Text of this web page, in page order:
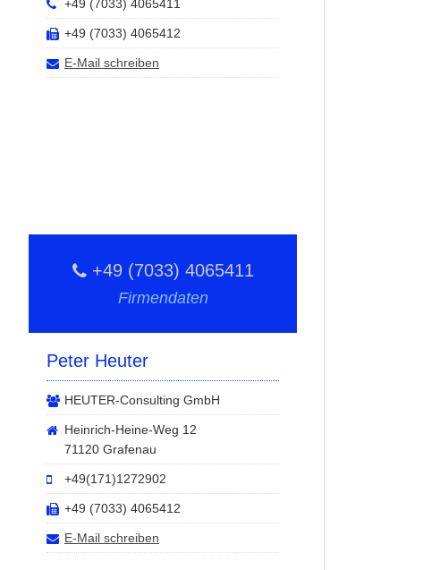
+49 (7033) 4065411
+49 (7033) 4065412
E-Mail schreiben
+49 (7033) 4065411
Firmendaten
Peter Heuter
HEUTER-Consulting GmbH
Heinrich-Heine-Weg 12
71120 Grafenau
+49(171)1272902
+49 (7033) 4065412
E-Mail schreiben